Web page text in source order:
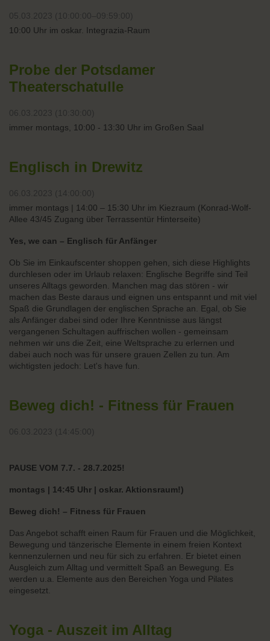
05.03.2023 (10:00:00–09:59:00)
10:00 Uhr im oskar. Integrazia-Raum
Probe der Potsdamer
Theaterschatulle
06.03.2023 (10:30:00)
immer montags, 10:00 - 13:30 Uhr im Großen Saal
Englisch in Drewitz
06.03.2023 (14:00:00)
immer montags | 14:00 – 15:30 Uhr im Kiezraum (Konrad-Wolf-
Allee 43/45 Zugang über Terrassentür Hinterseite)
Yes, we can – Englisch für Anfänger
Ob Sie im Einkaufscenter shoppen gehen, sich diese Highlights
durchlesen oder im Urlaub relaxen: Englische Begriffe sind Teil
unseres Alltags geworden. Manchen mag das stören - wir
machen das Beste daraus und eignen uns entspannt und mit viel
Spaß die Grundlagen der englischen Sprache an. Egal, ob Sie
als Anfänger dabei sind oder Ihre Kenntnisse aus längst
vergangenen Schultagen auffrischen wollen - gemeinsam
nehmen wir uns die Zeit, eine Weltsprache zu erlernen und
dabei auch noch was für unsere grauen Zellen zu tun. Am
wichtigsten jedoch: Let's have fun.
Beweg dich! - Fitness für Frauen
06.03.2023 (14:45:00)
PAUSE VOM 7.7. - 28.7.2025!
montags | 14:45 Uhr | oskar. Aktionsraum!)
Beweg dich! – Fitness für Frauen
Das Angebot schafft einen Raum für Frauen und die Möglichkeit,
Bewegung und tänzerische Elemente in einem freien Kontext
kennenzulernen und neu für sich zu erfahren. Er bietet einen
Ausgleich zum Alltag und vermittelt Spaß an Bewegung. Es
werden u.a. Elemente aus den Bereichen Yoga und Pilates
eingesetzt.
Yoga - Auszeit im Alltag